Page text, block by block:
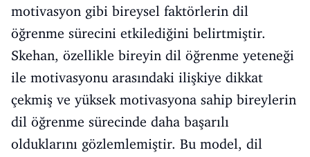
motivasyon gibi bireysel faktörlerin dil
öğrenme sürecini etkilediğini belirtmiştir.
Skehan, özellikle bireyin dil öğrenme yeteneği
ile motivasyonu arasındaki ilişkiye dikkat
çekmiş ve yüksek motivasyona sahip bireylerin
dil öğrenme sürecinde daha başarılı
olduklarını gözlemlemiştir. Bu model, dil